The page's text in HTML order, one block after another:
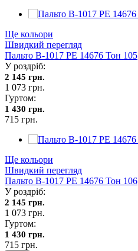
Ще кольори
Швидкий перегляд
Пальто В-1017 PE 14676 Тон 105
У роздріб:
2 145 грн.
1 073 грн.
Гуртом:
1 430 грн.
715 грн.
Ще кольори
Швидкий перегляд
Пальто В-1017 PE 14676 Тон 106
У роздріб:
2 145 грн.
1 073 грн.
Гуртом:
1 430 грн.
715 грн.